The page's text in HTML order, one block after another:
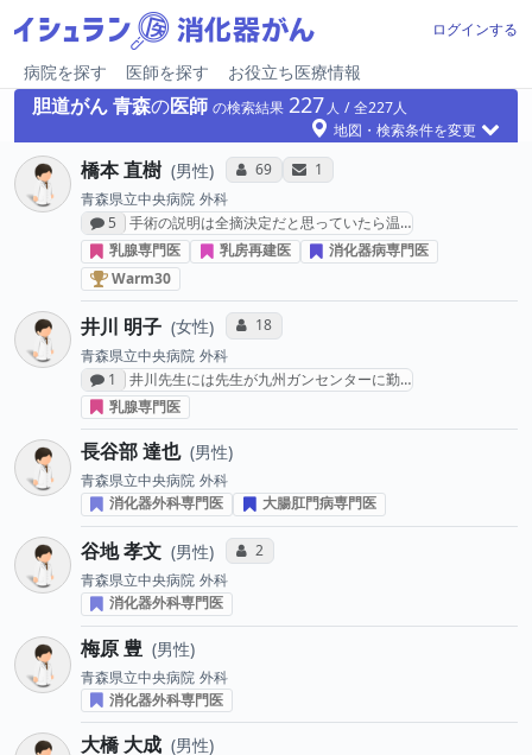
ログインする
病院を探す 医師を探す お役立ち医療情報
胆道がん青森の医師 の検索結果 227 227
地図・検索条件を変更
橋本 直樹 男性 コミュニケーション・タイプ投票数
69 サンキューレター送付数
1
青森県立中央病院 外科
感想投稿数
5
手術の説明は全摘決定だと思っていたら温…
乳腺専門医
乳房再建医
消化器病専門医
Warm30乳がん治療医 “Warm30” (2016年下半期)
井川 明子 女性 コミュニケーション・タイプ投票数
18
青森県立中央病院 外科
感想投稿数
1
井川先生には先生が九州ガンセンターに勤…
乳腺専門医
長谷部 達也 男性
青森県立中央病院 外科
消化器外科専門医
大腸肛門病専門医
谷地 孝文 男性 コミュニケーション・タイプ投票数
2
青森県立中央病院 外科
消化器外科専門医
梅原 豊 男性
青森県立中央病院 外科
消化器外科専門医
大橋 大成 男性